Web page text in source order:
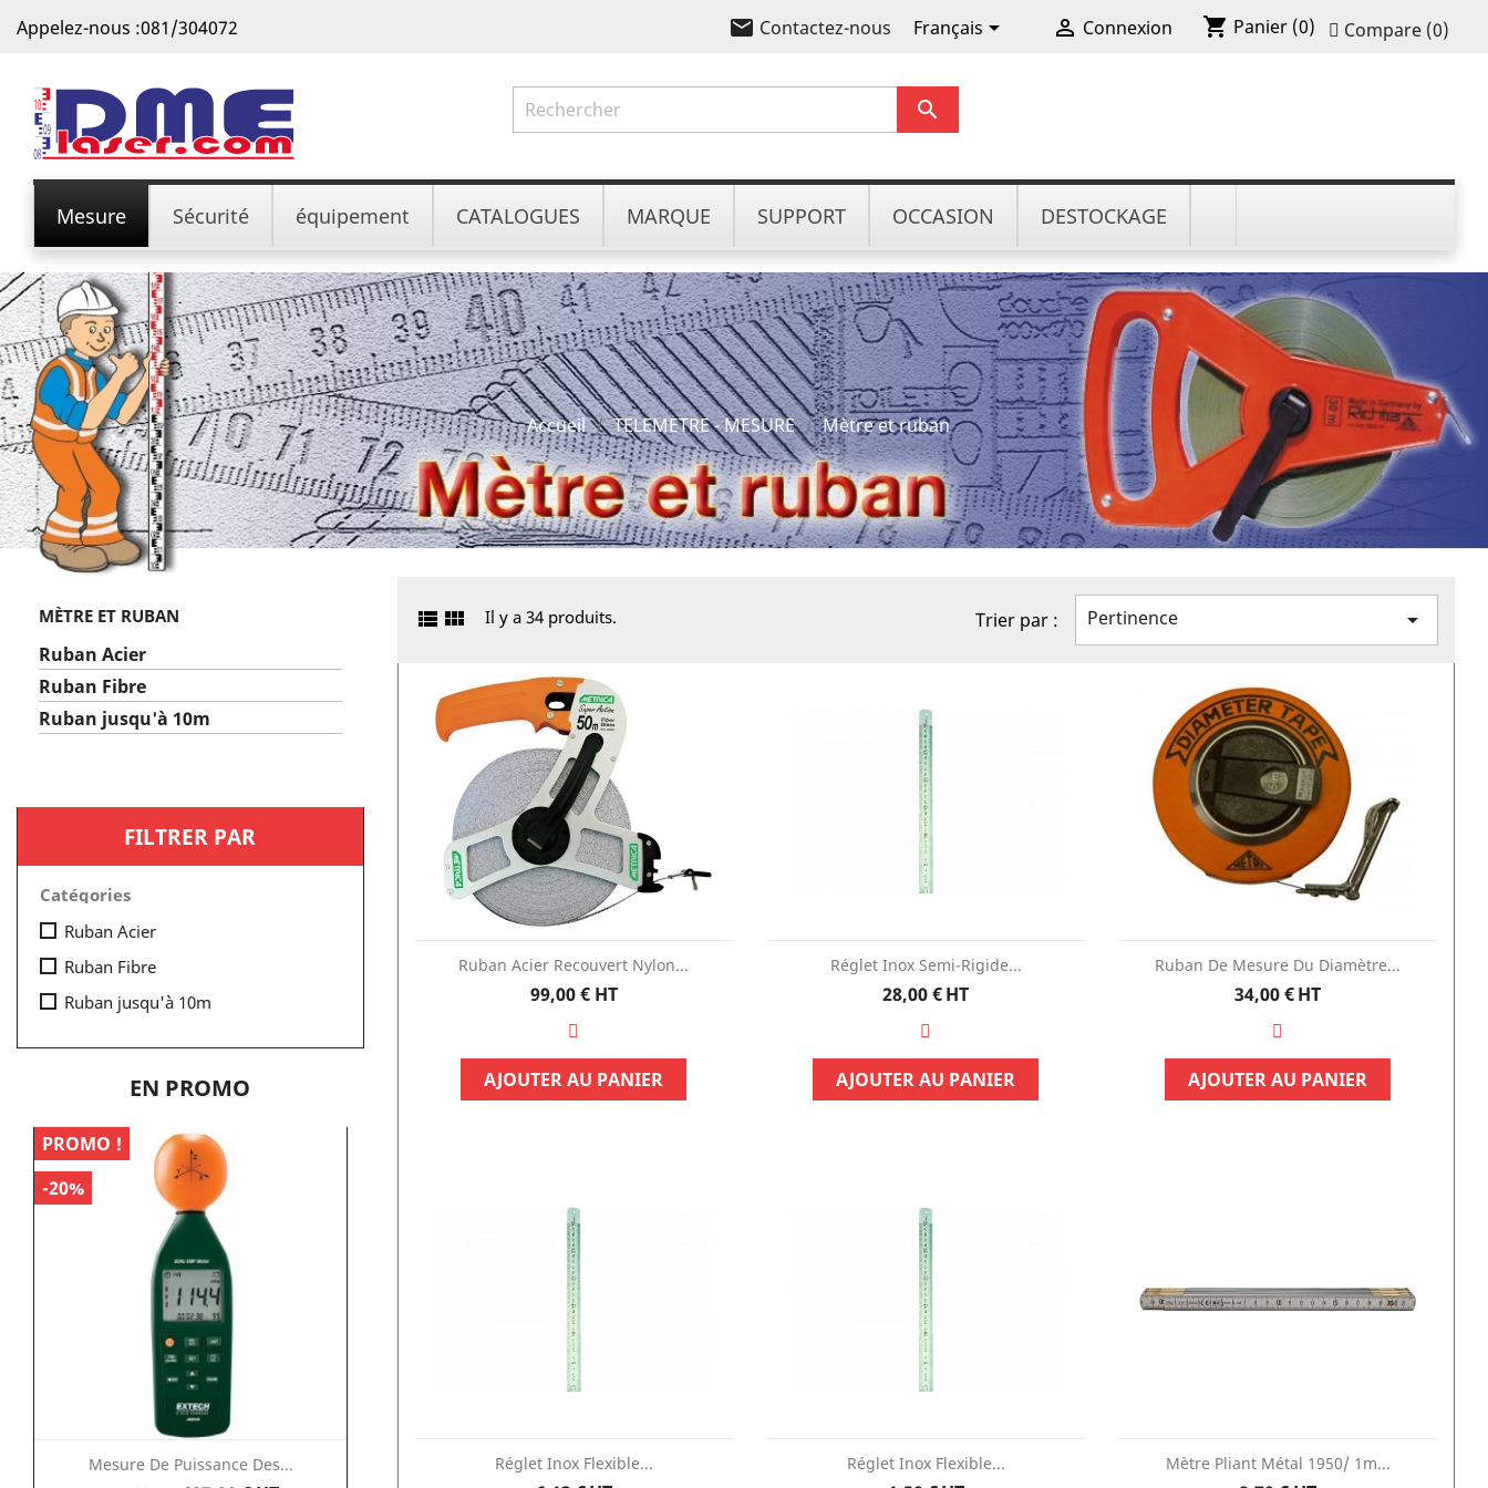
Appelez-nous :081/304072 email Contactez-nous Français  Connexion shopping_cart Panier (0) Compare (0)

Mesure Sécurité équipement CATALOGUES MARQUE SUPPORT OCCASION DESTOCKAGE
Accueil TELEMETRE - MESURE Mètre et ruban
MÈTRE ET RUBAN
Ruban Acier
Ruban Fibre
Ruban jusqu'à 10m
FILTRER PAR
Catégories
Ruban Acier
Ruban Fibre
Ruban jusqu'à 10m
EN PROMO
Mesure De Puissance Des...
PROMO !
-20%
Testeur D'isolement /... FLIR TG267 Spot Thermal... BR250: Endoscope Vidéo /...
  Il y a 34 produits. Trier par : Pertinence 
Ruban Acier Recouvert Nylon...
Prix
99,00 € HT
AJOUTER AU PANIER
Réglet Inox Semi-Rigide...
Prix
28,00 €HT
AJOUTER AU PANIER
Ruban De Mesure Du Diamètre...
Prix
34,00 €HT
AJOUTER AU PANIER
Réglet Inox Flexible... Réglet Inox Flexible... Mètre Pliant Métal 1950/ 1m...